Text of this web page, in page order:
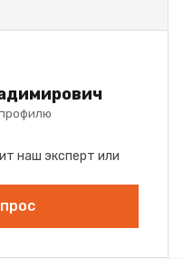
наш эксперт или